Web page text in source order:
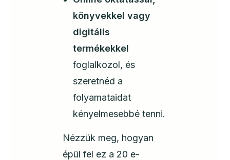
könyvekkel vagy
digitális
termékekkel
foglalkozol, és
szeretnéd a
folyamataidat
kényelmesebbé tenni.
Nézzük meg, hogyan
épül fel ez a 20 e-